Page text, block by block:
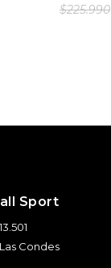
$225.990
Sport
Condes